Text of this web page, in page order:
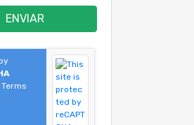
ENVIAR
Terms